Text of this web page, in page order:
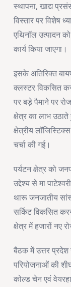
स्थापना, खाद्य
विस्तार पर विशेष
एथिनॉल उत्पादन
कार्य किया जाएगा।
इसके अतिरिक्त
क्लस्टर विकसित
पर बड़े पैमाने पर
क्षेत्र का लाभ
क्षेत्रीय
चर्चा की गई।
पर्यटन क्षेत्र को
उद्देश्य से मा
थारू जनजातीय
सर्किट विकसित
क्षेत्र में हजारों नए
बैठक में उत्तर प्रदेश
परियोजनाओं की
कोल्ड चेन एवं